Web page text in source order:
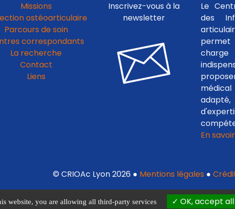
Missions
ostéoarticulaire
Parcours de soin
correspondants
La recherche
Contact
Liens
Inscrivez-vous à la
newsletter
Le
des
charge
En
© CRIOAc Lyon 2026 ● Mentions légales ●
website, you are allowing all third-party services OK, accept all